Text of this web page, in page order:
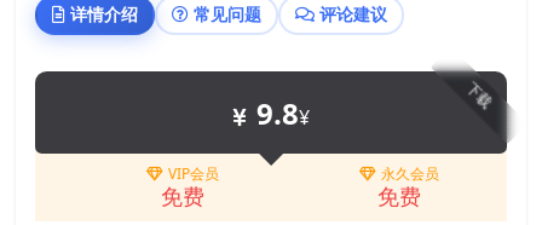
详情介绍 常见问题 评论建议
下载
9.8¥
VIP会员
免费
永久会员
免费